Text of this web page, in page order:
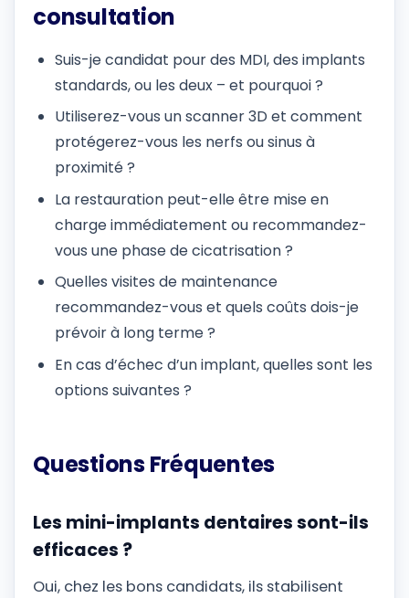
consultation
Suis-je candidat pour des MDI, des implants
standards, ou les deux – et pourquoi ?
Utiliserez-vous un scanner 3D et comment
protégerez-vous les nerfs ou sinus à
proximité ?
La restauration peut-elle être mise en
charge immédiatement ou recommandez-
vous une phase de cicatrisation ?
Quelles visites de maintenance
recommandez-vous et quels coûts dois-je
prévoir à long terme ?
En cas d’échec d’un implant, quelles sont les
options suivantes ?
Questions Fréquentes
Les mini-implants dentaires sont-ils
efficaces ?
Oui, chez les bons candidats, ils stabilisent